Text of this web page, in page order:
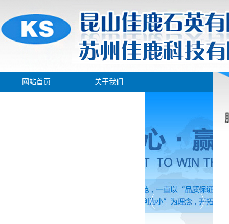
网站首页 关于我们